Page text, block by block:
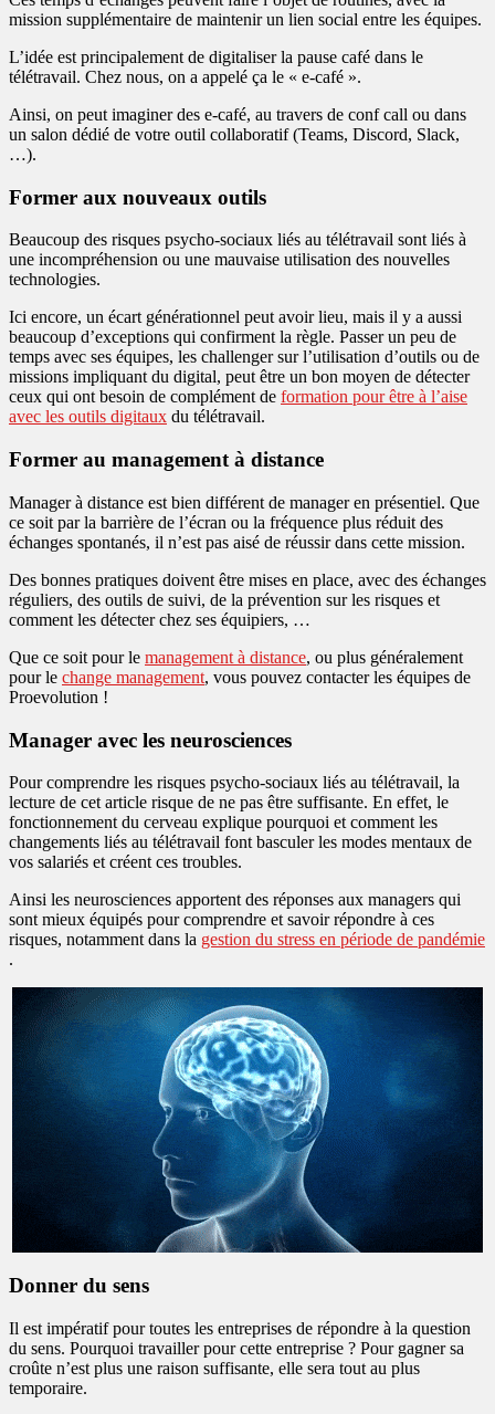
mission supplémentaire de maintenir un lien social entre les équipes.
L’idée est principalement de digitaliser la pause café dans le
télétravail. Chez nous, on a appelé ça le « e-café ».
Ainsi, on peut imaginer des e-café, au travers de conf call ou dans
un salon dédié de votre outil collaboratif (Teams, Discord, Slack,
…).
Former aux nouveaux outils
Beaucoup des risques psycho-sociaux liés au télétravail sont liés à
une incompréhension ou une mauvaise utilisation des nouvelles
technologies.
Ici encore, un écart générationnel peut avoir lieu, mais il y a aussi
beaucoup d’exceptions qui confirment la règle. Passer un peu de
temps avec ses équipes, les challenger sur l’utilisation d’outils ou de
missions impliquant du digital, peut être un bon moyen de détecter
ceux qui ont besoin de complément de formation pour être à l’aise
avec les outils digitaux du télétravail.
Former au management à distance
Manager à distance est bien différent de manager en présentiel. Que
ce soit par la barrière de l’écran ou la fréquence plus réduit des
échanges spontanés, il n’est pas aisé de réussir dans cette mission.
Des bonnes pratiques doivent être mises en place, avec des échanges
réguliers, des outils de suivi, de la prévention sur les risques et
comment les détecter chez ses équipiers, …
Que ce soit pour le management à distance, ou plus généralement
pour le change management, vous pouvez contacter les équipes de
Proevolution !
Manager avec les neurosciences
Pour comprendre les risques psycho-sociaux liés au télétravail, la
lecture de cet article risque de ne pas être suffisante. En effet, le
fonctionnement du cerveau explique pourquoi et comment les
changements liés au télétravail font basculer les modes mentaux de
vos salariés et créent ces troubles.
Ainsi les neurosciences apportent des réponses aux managers qui
sont mieux équipés pour comprendre et savoir répondre à ces
risques, notamment dans la gestion du stress en période de pandémie
.
Donner du sens
Il est impératif pour toutes les entreprises de répondre à la question
du sens. Pourquoi travailler pour cette entreprise ? Pour gagner sa
croûte n’est plus une raison suffisante, elle sera tout au plus
temporaire.